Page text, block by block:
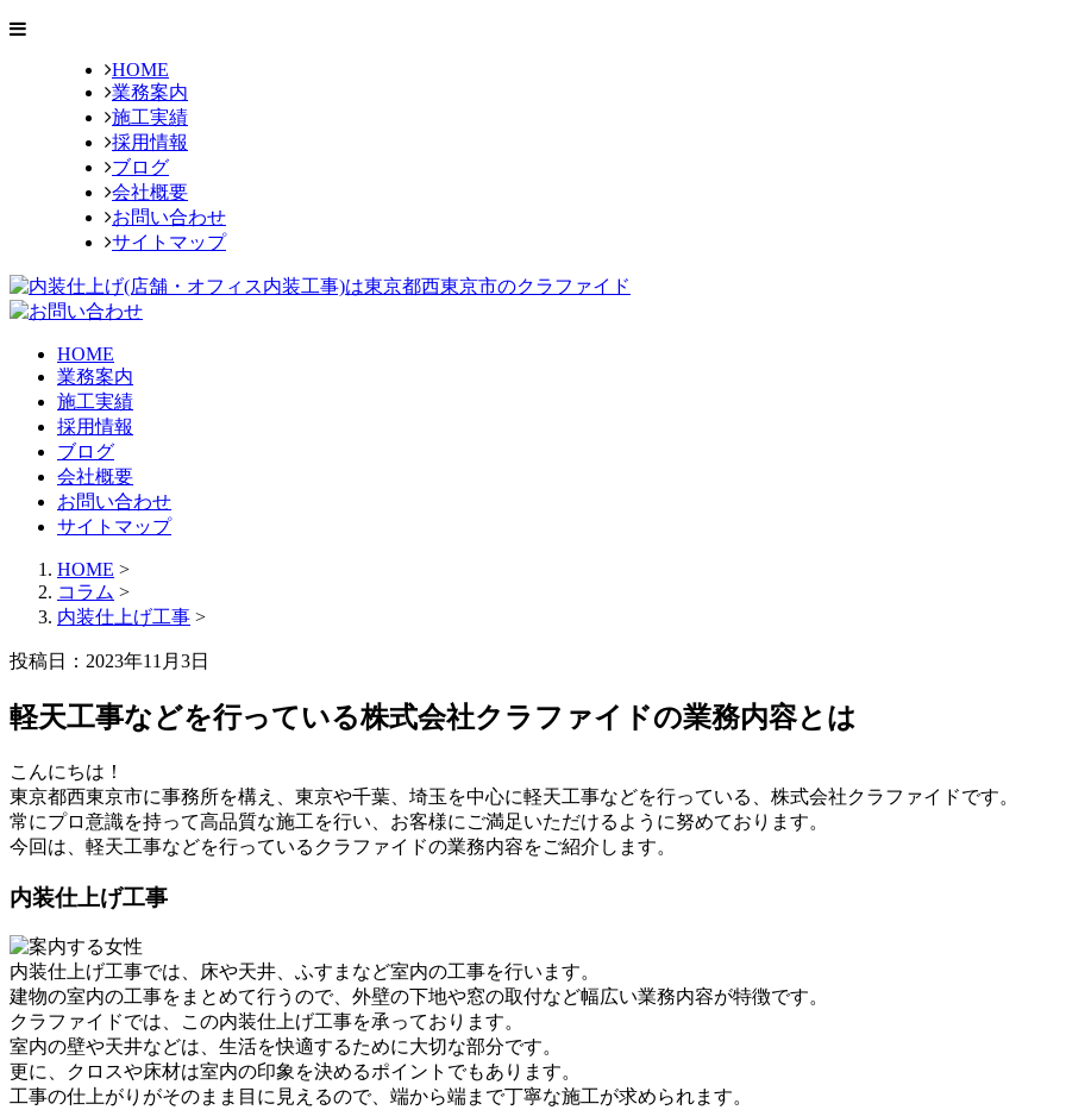
HOME
業務案内
施工実績
採用情報
ブログ
会社概要
お問い合わせ
サイトマップ
HOME
業務案内
施工実績
採用情報
ブログ
会社概要
お問い合わせ
サイトマップ
HOME >
コラム >
内装仕上げ工事 >
投稿日：2023年11月3日
軽天工事などを行っている株式会社クラファイドの業務内容とは
こんにちは！
東京都西東京市に事務所を構え、東京や千葉、埼玉を中心に軽天工事などを行っている、株式会社クラファイドです。
常にプロ意識を持って高品質な施工を行い、お客様にご満足いただけるように努めております。
今回は、軽天工事などを行っているクラファイドの業務内容をご紹介します。
内装仕上げ工事
内装仕上げ工事では、床や天井、ふすまなど室内の工事を行います。
建物の室内の工事をまとめて行うので、外壁の下地や窓の取付など幅広い業務内容が特徴です。
クラファイドでは、この内装仕上げ工事を承っております。
室内の壁や天井などは、生活を快適するために大切な部分です。
更に、クロスや床材は室内の印象を決めるポイントでもあります。
工事の仕上がりがそのまま目に見えるので、端から端まで丁寧な施工が求められます。